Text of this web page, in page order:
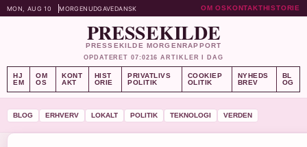
MON, AUG 10 MORGENUDGAVEDANSK OM OSKONTAKTHISTORIE
PRESSEKILDE
PRESSEKILDE MORGENRAPPORT
OPDATERET 07:0216 ARTIKLER I DAG
HJ
EM
OM
OS
KONT
AKT
HIST
ORIE
PRIVATLIVS
POLITIK
COOKIEP
OLITIK
NYHEDS
BREV
BL
OG
BLOG ERHVERV LOKALT POLITIK TEKNOLOGI VERDEN